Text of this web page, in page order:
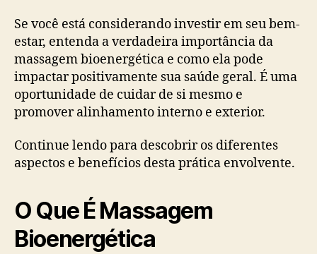
Se você está considerando investir em seu bem-
estar, entenda a verdadeira importância da
massagem bioenergética e como ela pode
impactar positivamente sua saúde geral. É uma
oportunidade de cuidar de si mesmo e
promover alinhamento interno e exterior.
Continue lendo para descobrir os diferentes
aspectos e benefícios desta prática envolvente.
O Que É Massagem
Bioenergética